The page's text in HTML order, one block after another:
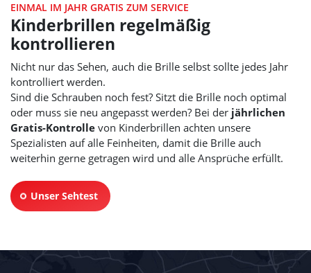
EINMAL IM JAHR GRATIS ZUM SERVICE
Kinderbrillen regelmäßig
kontrollieren
Nicht nur das Sehen, auch die Brille selbst sollte jedes Jahr
kontrolliert werden.
Sind die Schrauben noch fest? Sitzt die Brille noch optimal
oder muss sie neu angepasst werden? Bei der jährlichen
Gratis-Kontrolle von Kinderbrillen achten unsere
Spezialisten auf alle Feinheiten, damit die Brille auch
weiterhin gerne getragen wird und alle Ansprüche erfüllt.
Unser Sehtest